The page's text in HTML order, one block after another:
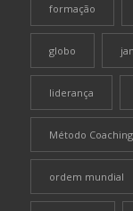
formação
globo
liderança
Método Coaching
ordem mundial